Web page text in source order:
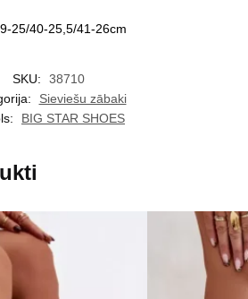
25/40-25,5/41-26cm
SKU:
38710
Sieviešu zābaki
BIG STAR SHOES